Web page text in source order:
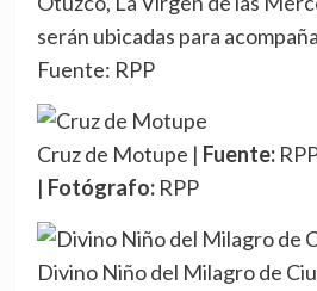
serán ubicadas para
Fuente: RPP
Cruz de Motupe | Fuente:
| Fotógrafo:RPP
Divino Niño del Milagro de